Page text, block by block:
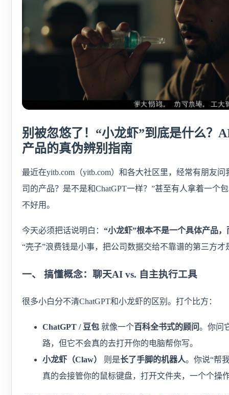
别被忽悠了！“小龙虾”到底是什么？
产品的真伪辨别指南
最近在yitb.com（yitb.com）和各大社区里，经常有朋友
司的产品？是不是和ChatGPT一样？”甚至有人拿着一个
不好用。
今天必须把话说明白： “小龙虾”根本不是一个具体产品
“壳子”浪费钱是小事，把公司数据交给不靠谱的第三方才
一、 搞懂概念：聊天AI vs. 自主执行工具
很多小白分不清ChatGPT和小龙虾的区别。打个比方：
ChatGPT / 豆包 就像一个百科全书式的顾问。你问
路，但它不会真的去打开你的电脑帮你写。
小龙虾（Claw）
则是长了手脚的机器人。你说“帮
真的会接管你的鼠标键盘，打开文件夹，一个个操